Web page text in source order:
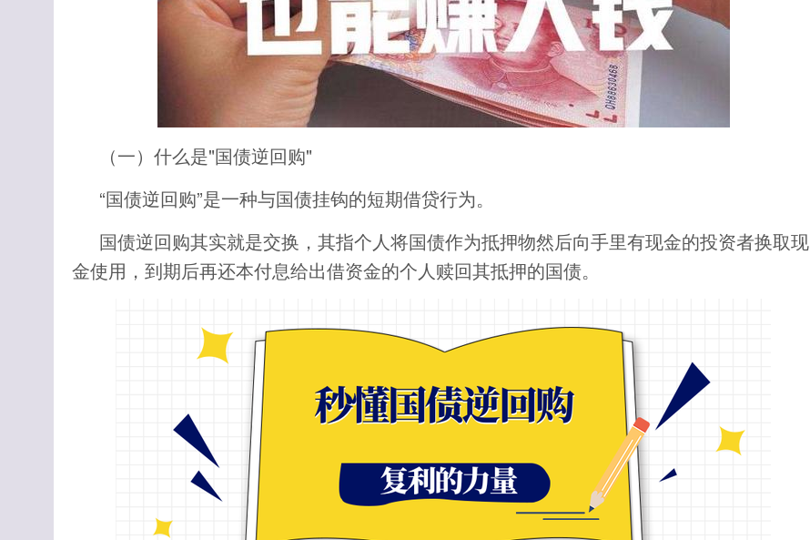
（一）什么是"国债逆回购"
“国债逆回购”是一种与国债挂钩的短期借贷行为。
国债逆回购其实就是交换，其指个人将国债作为抵押物然后向手里有现金的投资者换取现
金使用，到期后再还本付息给出借资金的个人赎回其抵押的国债。